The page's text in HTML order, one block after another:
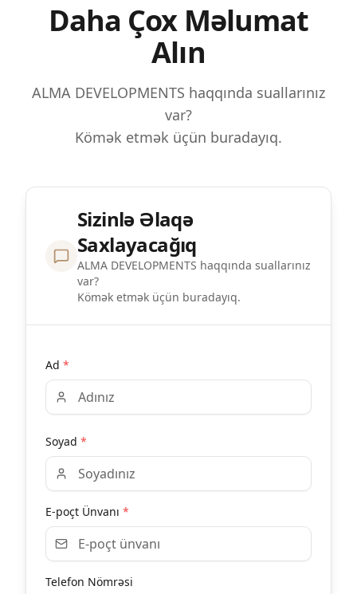
Daha Çox Məlumat
Alın
ALMA DEVELOPMENTS haqqında suallarınız
var?
Kömək etmək üçün buradayıq.
Sizinlə Əlaqə
Saxlayacağıq
ALMA DEVELOPMENTS haqqında suallarınız
var?
Kömək etmək üçün buradayıq.
Ad *
Soyad *
E-poçt Ünvanı *
Telefon Nömrəsi